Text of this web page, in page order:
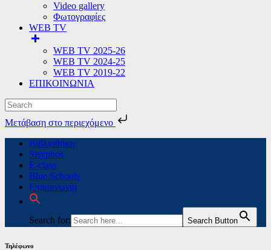
Video gallery
Φωτογραφίες
WEB TV
WEB TV 2025-26
WEB TV 2024-25
WEB TV 2019-22
ΕΠΙΚΟΙΝΩΝΙΑ
Μετάβαση στο περιεχόμενο
Skip
content
Βιβλιοθήκη
Sisyphos
E-class
Blue Schools
Επικοινωνία
Search for: Search Button
Τηλέφωνο